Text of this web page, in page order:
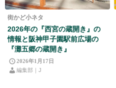
街かど小ネタ
2026年の『西宮の蔵開き』の
情報と阪神甲子園駅前広場の
『灘五郷の蔵開き』
2026年1月17日
編集部｜J